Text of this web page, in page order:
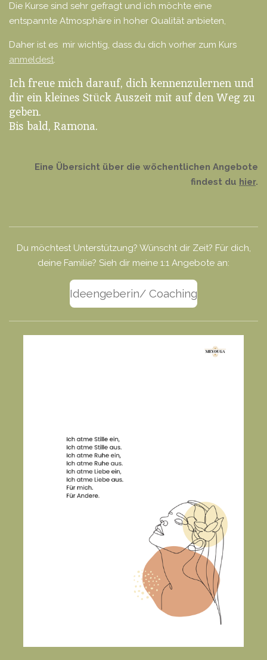
Die Kurse sind sehr gefragt und ich möchte eine
entspannte Atmosphäre in hoher Qualität anbieten,
Daher ist es mir wichtig, dass du dich vorher zum Kurs
anmeldest.
Ich freue mich darauf, dich kennenzulernen und
dir ein kleines Stück Auszeit mit auf den Weg zu
geben.
Bis bald, Ramona.
Eine Übersicht über die wöchentlichen Angebote
findest du hier.
Du möchtest Unterstützung? Wünscht dir Zeit? Für dich,
deine Familie? Sieh dir meine 1:1 Angebote an:
Ideengeberin/ Coaching